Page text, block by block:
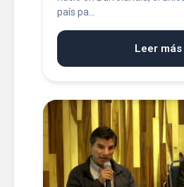
país pa...
Leer más